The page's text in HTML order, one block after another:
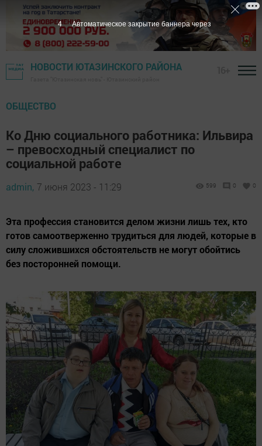
НОВОСТИ ЮТАЗИНСКОГО РАЙОНА
ОБЩЕСТВО
Ко Дню социального работника: Ильвира
– превосходный специалист по
социальной работе
admin, 7 июня 2023 - 11:29 599 0 0
Эта профессия становится делом жизни лишь тех, кто
готов самоотверженно трудиться для людей, которые в
силу сложившихся обстоятельств не могут обойтись
без посторонней помощи.
3 Автоматическое закрытие баннера через